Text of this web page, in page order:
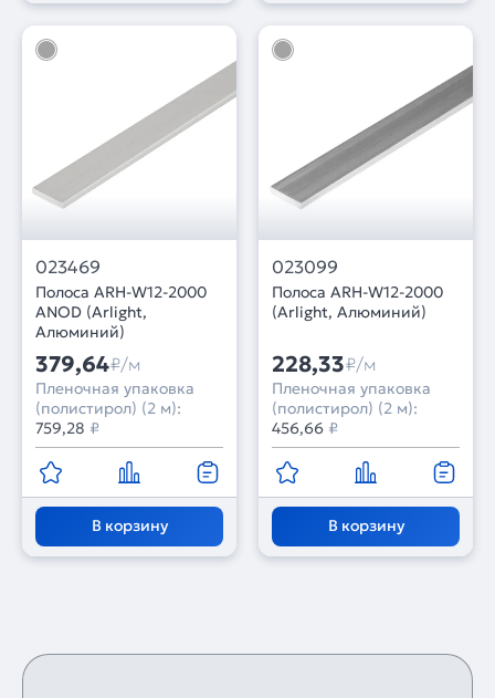
023469
Полоса ARH-W12-2000
ANOD (Arlight,
Алюминий)
379,64₽/м
Пленочная упаковка
(полистирол) (2 м):
759,28 ₽
В корзину
023099
Полоса ARH-W12-2000
(Arlight, Алюминий)
228,33₽/м
Пленочная упаковка
(полистирол) (2 м):
456,66 ₽
В корзину